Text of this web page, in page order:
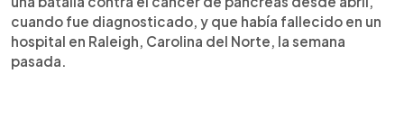
cuando fue diagnosticado, y que había fallecido en un
hospital en Raleigh, Carolina del Norte, la semana
pasada.